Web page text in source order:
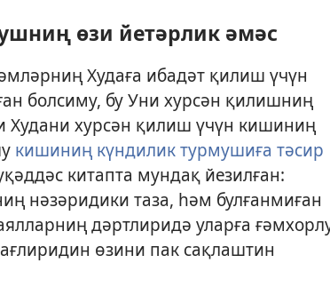
өзи йетәрлик әмәс
Худаға ибадәт қилиш үчүн
болсиму, бу Уни хурсән қилишниң
Худани хурсән қилиш үчүн кишиниң
кишиниң күндилик турмушиға тәсир
китапта мундақ йезилған:
нәзәридики таза, һәм булғанмиған
дәртлиридә уларға
өзини пак сақлаштин